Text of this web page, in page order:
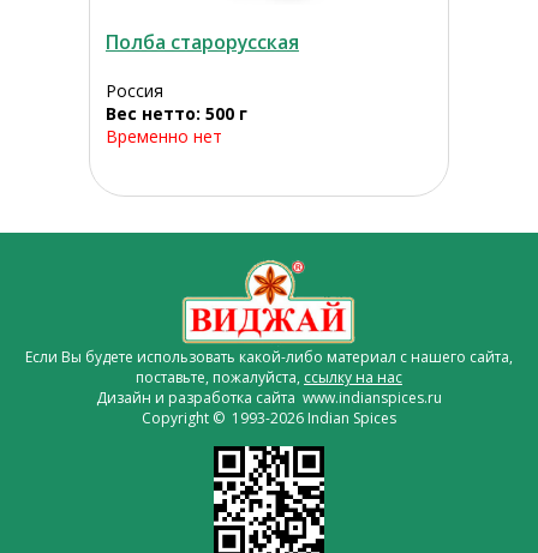
Полба старорусская
Россия
Вес нетто: 500 г
Временно нет
Если Вы будете использовать какой-либо материал с нашего сайта,
поставьте, пожалуйста, ссылку на нас
Дизайн и разработка сайта www.indianspices.ru
Copyright © 1993-2026 Indian Spices